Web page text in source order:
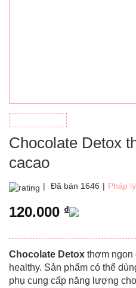
Chocolate Detox
cacao
| Đã bán 1646 | Pháp
120.000 ₫
Chocolate Detox thơm ngon
healthy. Sản phẩm có thể
phụ cung cấp năng lượng